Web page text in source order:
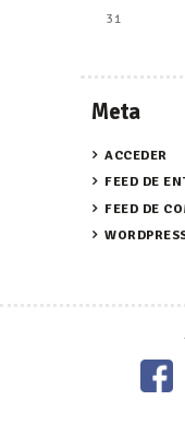
31
Meta
ACCEDER
FEED DE
FEED DE